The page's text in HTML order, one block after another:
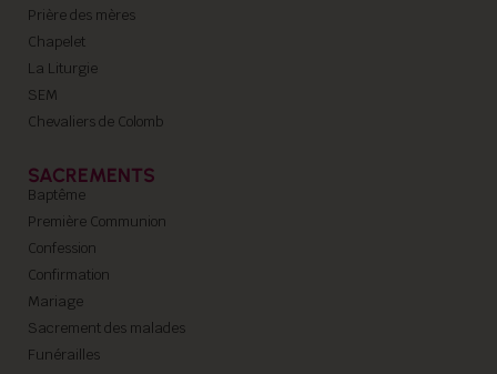
Prière des mères
Chapelet
La Liturgie
SEM
Chevaliers de Colomb
SACREMENTS
Baptême
Première Communion
Confession
Confirmation
Mariage
Sacrement des malades
Funérailles